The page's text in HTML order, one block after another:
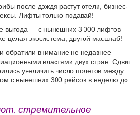
после дождя растут отели, бизнес-
Лифты только подавай!
выгода — с нынешних 3 000 лифтов
целая экосистема, другой масштаб!
обратили внимание не недавнее
властями двух стран. Сдвиг
увеличить число полетов между
с нынешних 300 рейсов в неделю до
стремительное